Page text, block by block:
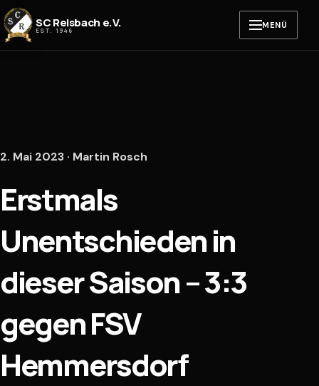
Zum Inhalt springen
SC Reisbach e.V.
EST. 1946 MENÜ
2. Mai 2023 · Martin Rosch
Erstmals
Unentschieden in
dieser Saison – 3:3
gegen FSV
Hemmersdorf